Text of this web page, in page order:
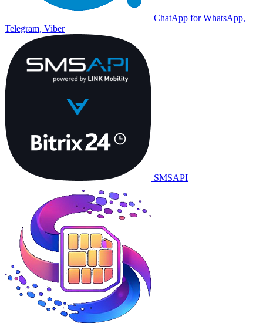
ChatApp for WhatsApp,
Telegram, Viber
SMSAPI